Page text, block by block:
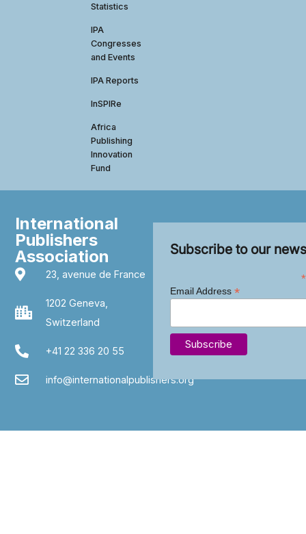
Statistics
IPA
Congresses
and Events
IPA Reports
InSPIRe
Africa
Publishing
Innovation
Fund
International
Publishers
Association
23, avenue de France
1202 Geneva,
Switzerland
+41 22 336 20 55
info@internationalpublishers.org
Subscribe to our
*
Email Address *